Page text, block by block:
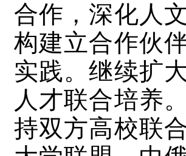
合作，深化人
构建立合作伙
实践。继续扩
人才联合培养
持双方高校联